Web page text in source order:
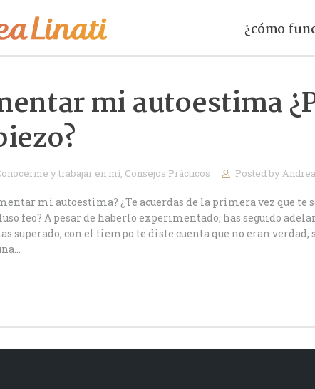
¿cómo
Gratis
mi autoestima
y trabajar en mí, Consejos Prácticos Posted by
mi autoestima? ¿Te acuerdas de la primera vez que
feo? A pesar de haberlo experimentado, has seguido
superado, con el tiempo te diste cuenta que no eran